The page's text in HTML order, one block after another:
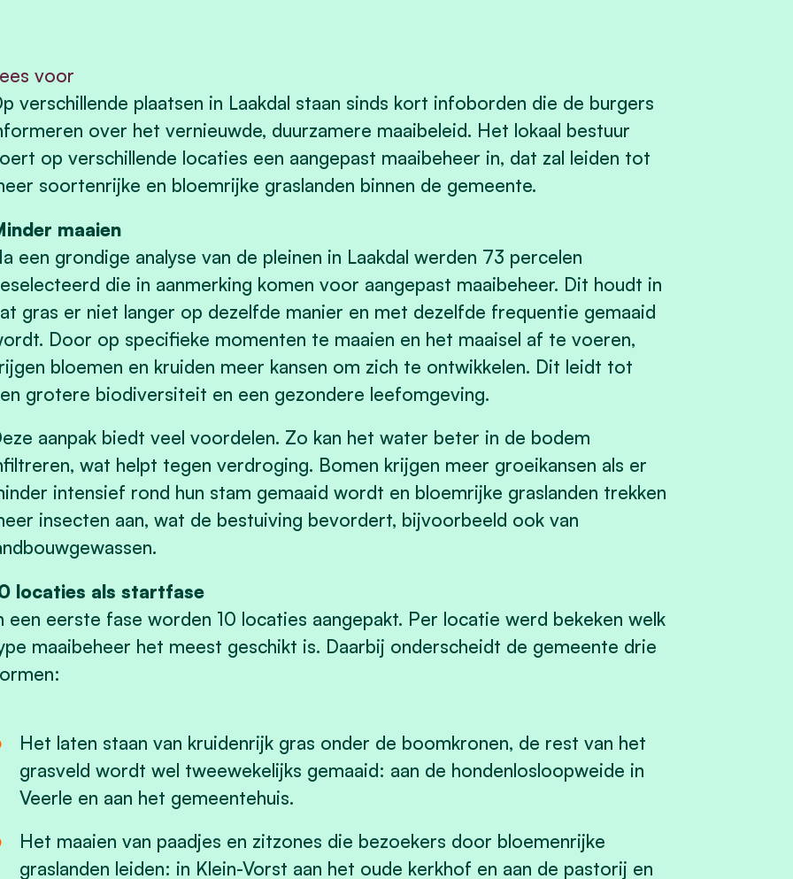
voor
verschillende plaatsen in Laakdal staan sinds kort infoborden die de burgers
over het vernieuwde, duurzamere maaibeleid. Het lokaal bestuur
op verschillende locaties een aangepast maaibeheer in, dat zal leiden tot
soortenrijke en bloemrijke graslanden binnen de gemeente.
maaien
een grondige analyse van de pleinen in Laakdal werden 73 percelen
die in aanmerking komen voor aangepast maaibeheer. Dit houdt in
gras er niet langer op dezelfde manier en met dezelfde frequentie gemaaid
Door op specifieke momenten te maaien en het maaisel af te voeren,
bloemen en kruiden meer kansen om zich te ontwikkelen. Dit leidt tot
grotere biodiversiteit en een gezondere leefomgeving.
aanpak biedt veel voordelen. Zo kan het water beter in de bodem
wat helpt tegen verdroging. Bomen krijgen meer groeikansen als er
intensief rond hun stam gemaaid wordt en bloemrijke graslanden trekken
insecten aan, wat de bestuiving bevordert, bijvoorbeeld ook van
locaties als startfase
een eerste fase worden 10 locaties aangepakt. Per locatie werd bekeken welk
maaibeheer het meest geschikt is. Daarbij onderscheidt de gemeente drie
Het laten staan van kruidenrijk gras onder de boomkronen, de rest van het
grasveld wordt wel tweewekelijks gemaaid: aan de hondenlosloopweide in
Veerle en aan het gemeentehuis.
Het maaien van paadjes en zitzones die bezoekers door bloemenrijke
graslanden leiden: in Klein-Vorst aan het oude kerkhof en aan de pastorij en